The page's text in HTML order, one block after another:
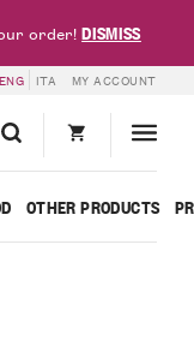
ENG ITA MY ACCOUNT
OTHER PRODUCTS
order!DISMISS